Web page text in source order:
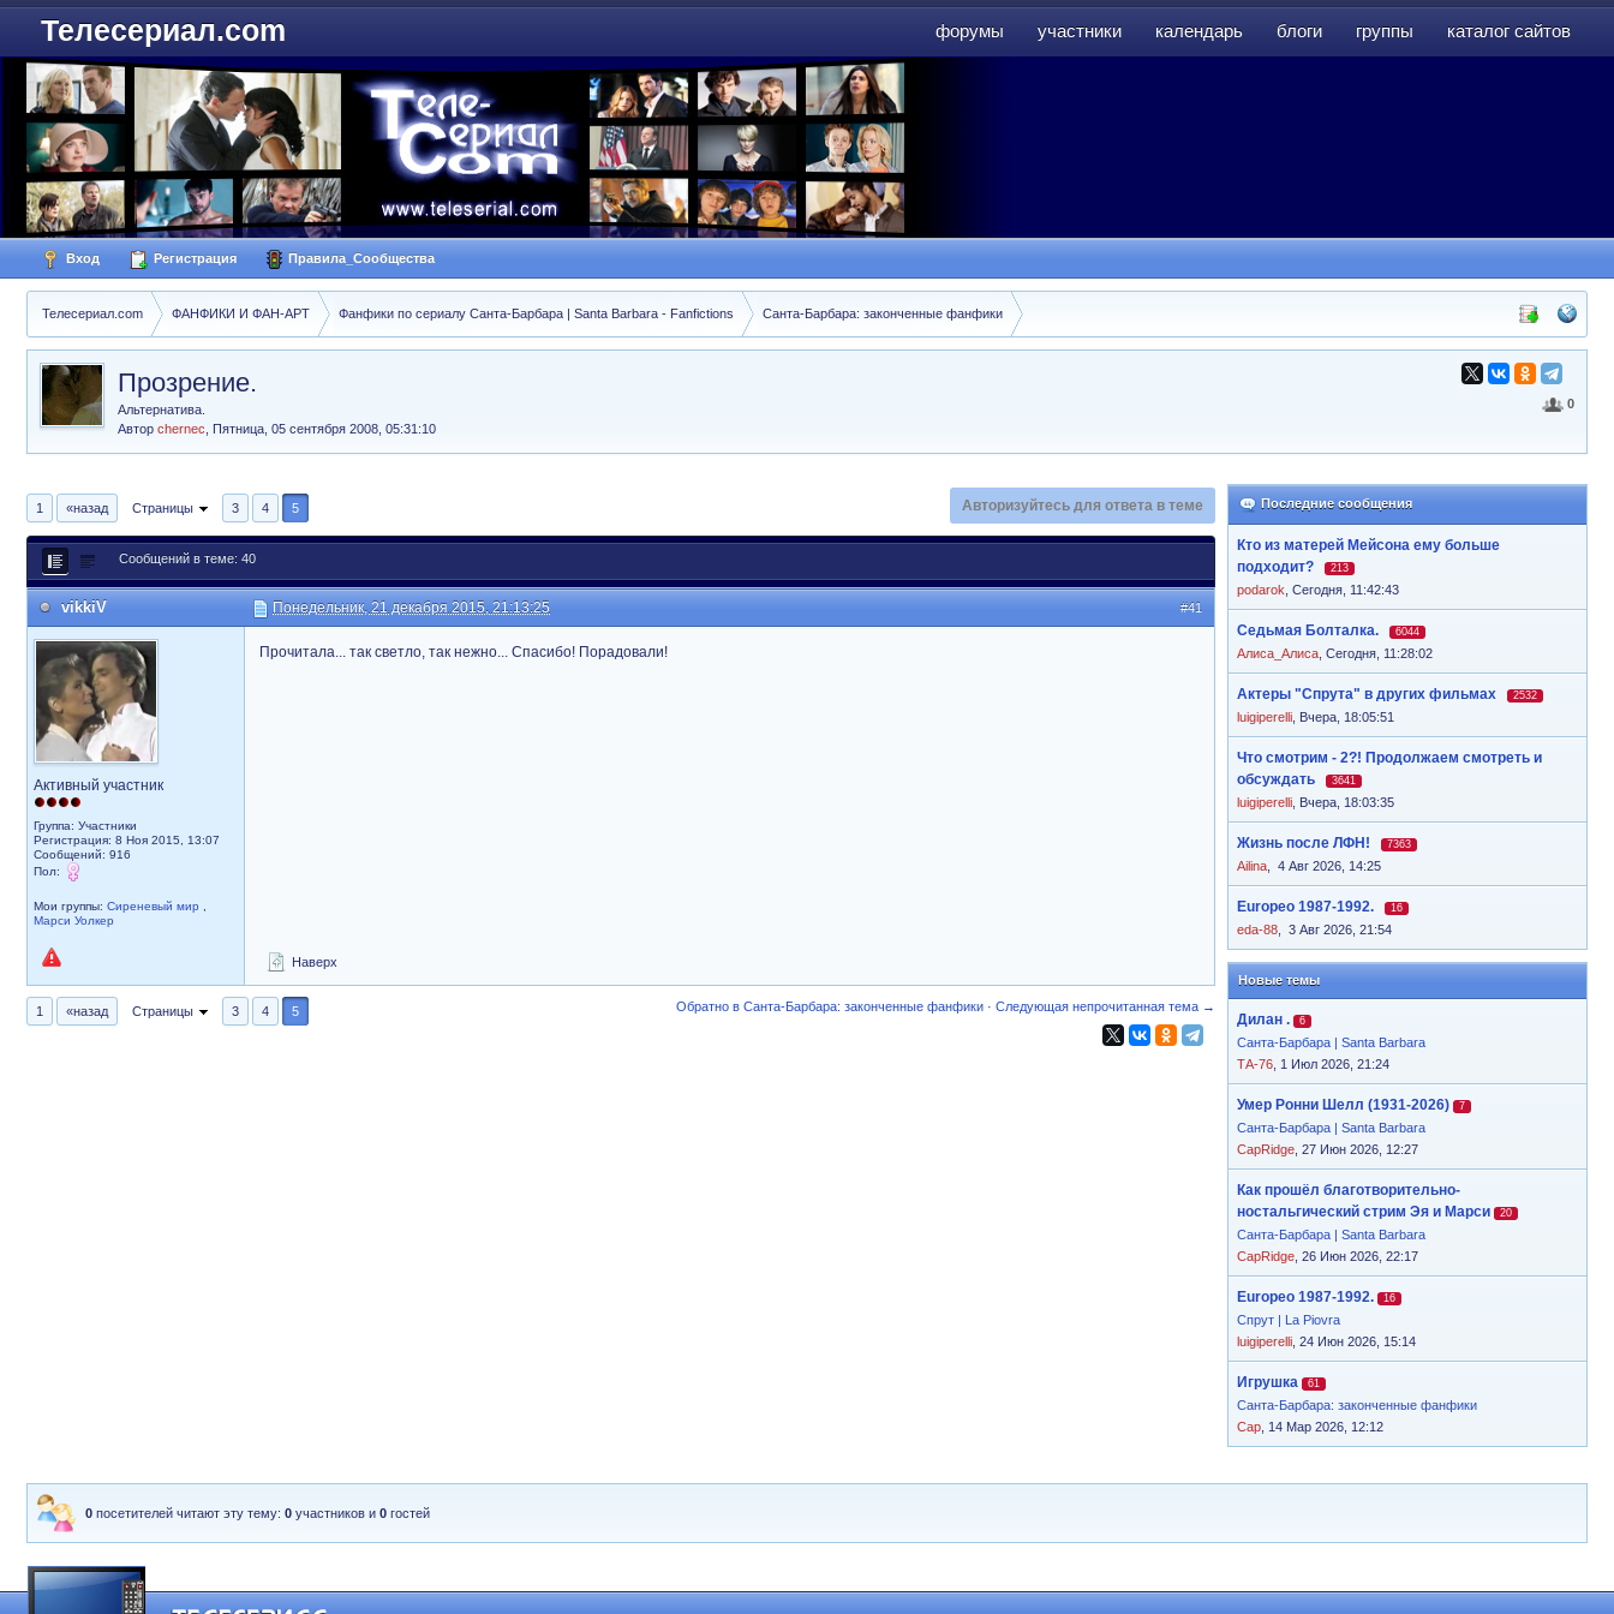
форумы участники календарь блоги группы каталог сайтов
Телесериал.com
Вход Регистрация Правила_Сообщества
Телесериал.com ФАНФИКИ И ФАН-АРТ Фанфики по сериалу Санта-Барбара | Santa Barbara - Fanfictions Санта-Барбара: законченные фанфики
0
Прозрение.
Альтернатива.
Автор chernec Пятница, 05 сентября 2008, 05:31:10
Последние сообщения
Кто из матерей Мейсона ему больше
подходит?
213
podarok Сегодня, 11:42:43
Седьмая Болталка. 6044
Алиса_Алиса Сегодня, 11:28:02
Актеры "Спрута" в других фильмах 2532
luigiperelli Вчера, 18:05:51
Что смотрим - 2?! Продолжаем смотреть и
обсуждать
3641
luigiperelli Вчера, 18:03:35
Жизнь после ЛФН! 7363
Ailina 4 Авг 2026, 14:25
Europeo 1987-1992. 16
eda-88 3 Авг 2026, 21:54
Новые темы
Дилан . 6
Санта-Барбара | Santa Barbara
ТА-76 , 1 Июл 2026, 21:24
Умер Ронни Шелл (1931-2026) 7
Санта-Барбара | Santa Barbara
CapRidge , 27 Июн 2026, 12:27
Как прошёл благотворительно-
ностальгический стрим Эя и Марси
20
Санта-Барбара | Santa Barbara
CapRidge , 26 Июн 2026, 22:17
Europeo 1987-1992. 16
Спрут | La Piovra
luigiperelli , 24 Июн 2026, 15:14
Игрушка 61
Санта-Барбара: законченные фанфики
Cap , 14 Мар 2026, 12:12
1 «назад Страницы 3 4 5 Авторизуйтесь для ответа в теме
Сообщений в теме: 40
#41
vikkiV Понедельник, 21 декабря 2015, 21:13:25
Активный участник
Группа: Участники
Регистрация: 8 Ноя 2015, 13:07
Сообщений: 916
Пол:
Мои группы: Сиреневый мир
Марси Уолкер
Прочитала... так светло, так нежно... Спасибо! Порадовали!
Наверх
1 «назад Страницы 3 4 5 Обратно в Санта-Барбара: законченные фанфики · Следующая непрочитанная тема →
0 посетителей читают эту тему: 0 участников и 0 гостей